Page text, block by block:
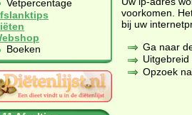
Vetpercentage
Boeken
voorkomen.
bij uw
Ga naar
Opzoek